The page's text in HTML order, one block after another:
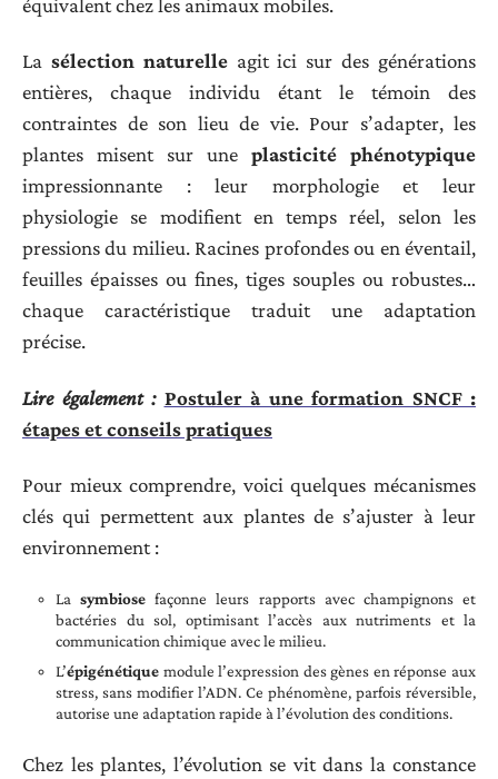
équivalent chez les animaux mobiles.
La sélection naturelleagit ici sur des générations
entières, chaque individu étant le témoin des
contraintes de son lieu de vie. Pour s’adapter, les
plantes misent sur une plasticité phénotypique
impressionnante : leur morphologie et leur
physiologie se modifient en temps réel, selon les
pressions du milieu. Racines profondes ou en éventail,
feuilles épaisses ou fines, tiges souples ou robustes…
chaque caractéristique traduit une adaptation
précise.
Lire également : Postuler à une formation SNCF :
étapes et conseils pratiques
Pour mieux comprendre, voici quelques mécanismes
clés qui permettent aux plantes de s’ajuster à leur
environnement :
Lasymbiose façonne leurs rapports avec champignons et
bactéries du sol, optimisant l’accès aux nutriments et la
communication chimique avec le milieu.
L’épigénétique module l’expression des gènes en réponse aux
stress, sans modifier l’ADN. Ce phénomène, parfois réversible,
autorise une adaptation rapide à l’évolution des conditions.
Chez les plantes, l’évolution se vit dans la constance